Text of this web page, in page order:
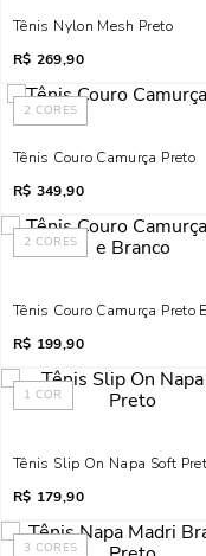
Tênis Nylon Mesh Preto
R$ 269,90
2 CORES
Tênis Couro Camurça Preto
R$ 349,90
2 CORES
Tênis Couro Camurça Preto E
R$ 199,90
1 COR
Tênis Slip On Napa Soft
R$ 179,90
3 CORES